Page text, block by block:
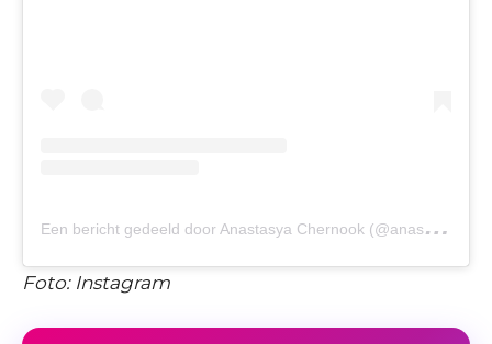
E
en bericht gedeeld door Anastasya Chernook (@anastasyachernook)
Foto: Instagram